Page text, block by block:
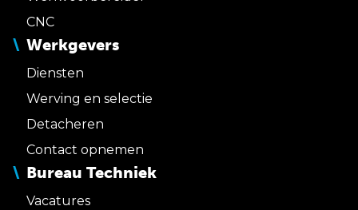
CNC
Werkgevers
Diensten
Werving en selectie
Detacheren
Contact opnemen
Bureau Techniek
Vacatures